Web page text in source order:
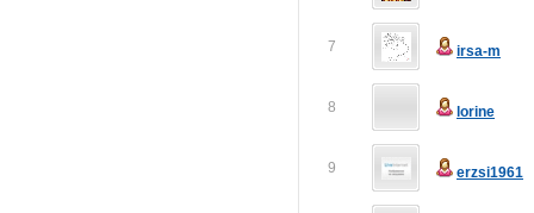
7 irsa-m
8 lorine
9 erzsi1961